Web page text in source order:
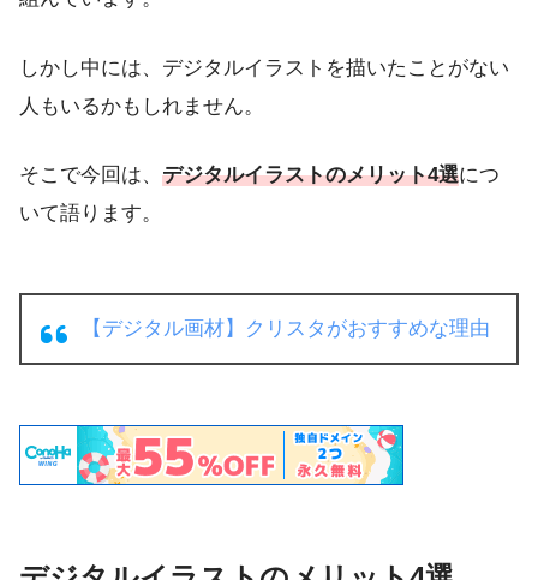
しかし中には、デジタルイラストを描いたことがない
人もいるかもしれません。
そこで今回は、 デジタルイラストのメリット4選につ
いて語ります。
【デジタル画材】クリスタがおすすめな理由